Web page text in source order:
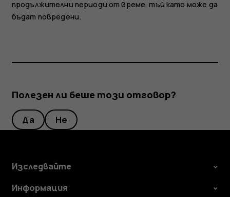
продължителни периоди от време, тъй като може да
бъдат повредени.
Полезен ли беше този отговор?
Да Не
Изследвайте
Информация